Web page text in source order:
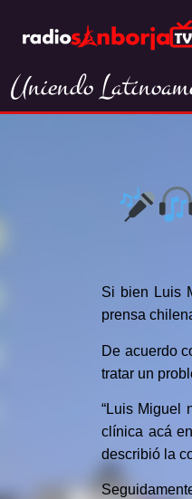
Uniendo
Si bien Luis
prensa
De acuerdo
tratar un
“Luis Miguel
clínica acá
describió la